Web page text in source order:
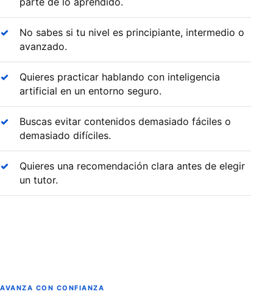
No sabes si tu nivel es principiante, intermedio o
avanzado.
Quieres practicar hablando con inteligencia
artificial en un entorno seguro.
Buscas evitar contenidos demasiado fáciles o
demasiado difíciles.
Quieres una recomendación clara antes de elegir
un tutor.
AVANZA CON CONFIANZA